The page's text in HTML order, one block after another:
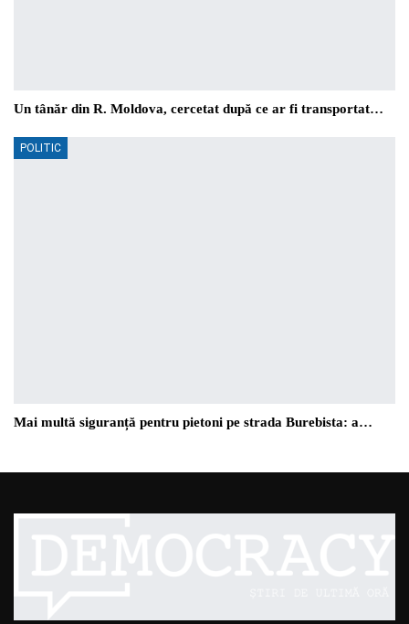
Un tânăr din R. Moldova, cercetat după ce ar fi transportat…
POLITIC
Mai multă siguranță pentru pietoni pe strada Burebista: a…